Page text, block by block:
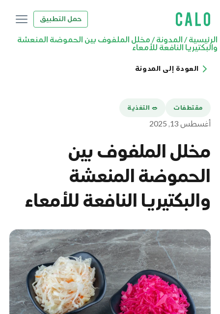
حمل التطبيق
الرئيسية/ المدونة/ مخلل الملفوف بين الحموضة المنعشة
والبكتيريا النافعة للأمعاء
العودة إلى المدونة
مقتطفات 🥗 التغذية
أغسطس 13, 2025
مخلل الملفوف بين
الحموضة المنعشة
والبكتيريا النافعة للأمعاء